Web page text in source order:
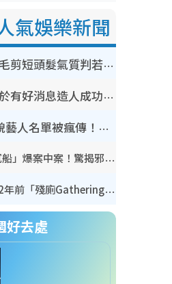
氣娛樂新聞
簡淑兒染金毛剪短頭髮氣質判若兩人！嚇壞老公麥大力都認唔出：「你做咩事？」
湯洛雯傳終於有好消息造人成功！兩大細節曝孕味極濃惹猜測：大肚婆先會咁！
8大最冇禮貌藝人名單被瘋傳！網民揭發明星真面目 一致數臭呢位係無品天花板？
銀行高層「沉船」爆案中案！驚揭邪教洗腦操控賣淫被吞600萬 幕後黑手講多錯多
林芊妤親解12年前「殘廁Gathering」真相！高層解約一句話重創尊嚴至今拒返TVB
好去處